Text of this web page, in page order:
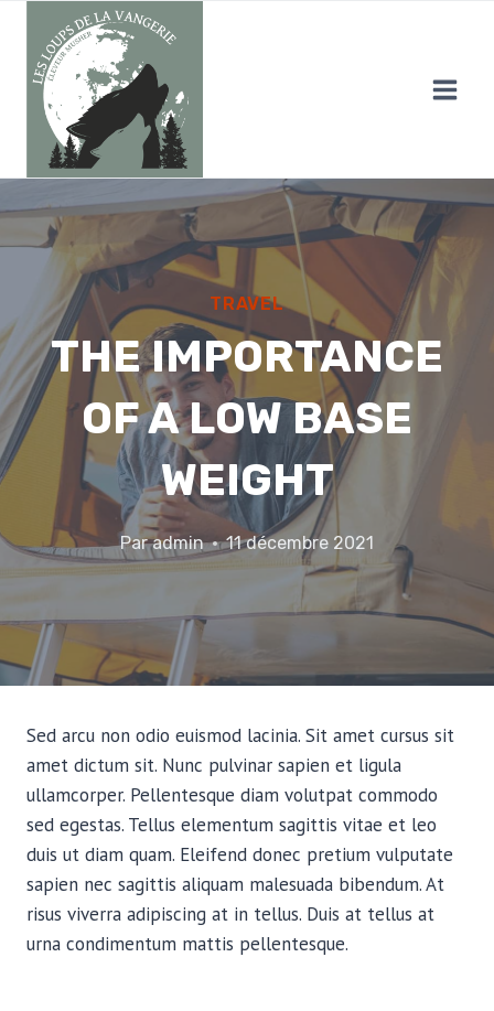
contenu
TRAVEL
THE IMPORTANCE
OF A LOW BASE
WEIGHT
Paradmin 11 décembre 2021
Sed arcu non odio euismod lacinia. Sit amet cursus sit
amet dictum sit. Nunc pulvinar sapien et ligula
ullamcorper. Pellentesque diam volutpat commodo
sed egestas. Tellus elementum sagittis vitae et leo
duis ut diam quam. Eleifend donec pretium vulputate
sapien nec sagittis aliquam malesuada bibendum. At
risus viverra adipiscing at in tellus. Duis at tellus at
urna condimentum mattis pellentesque.